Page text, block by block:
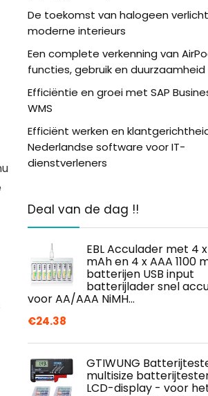
De toekomst van halogeen
moderne interieurs
Een complete verkenning van
functies, gebruik en duurzaamheid
Efficiëntie en groei met SAP
WMS
Efficiënt werken en
Nederlandse software voor IT-
dienstverleners
Deal van de dag !!
EBL Acculader met 4
mAh en 4 x AAA 1100
batterijen USB input
batterijlader snel
voor AA/AAA NiMH…
€24.38
GTIWUNG
multisize
LCD-display - voor